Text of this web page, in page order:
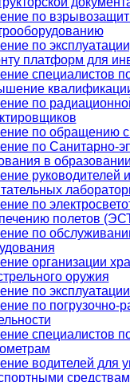
по
по
платформ для
специалистов
по
по обращению
по Санитарно-
в образовании
руководителей
по
полетов
по
организации
оружия
по
по погрузочно-
специалистов
водителей для